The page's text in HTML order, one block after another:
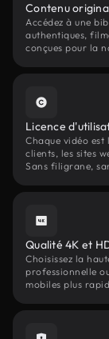
Contenu
Accédez à une
authentiques,
conçues pour la
Licence
Chaque vidéo
clients, les sites
Sans filigrane,
Qualité 4K et
Choisissez la
professionnelle
mobiles plus